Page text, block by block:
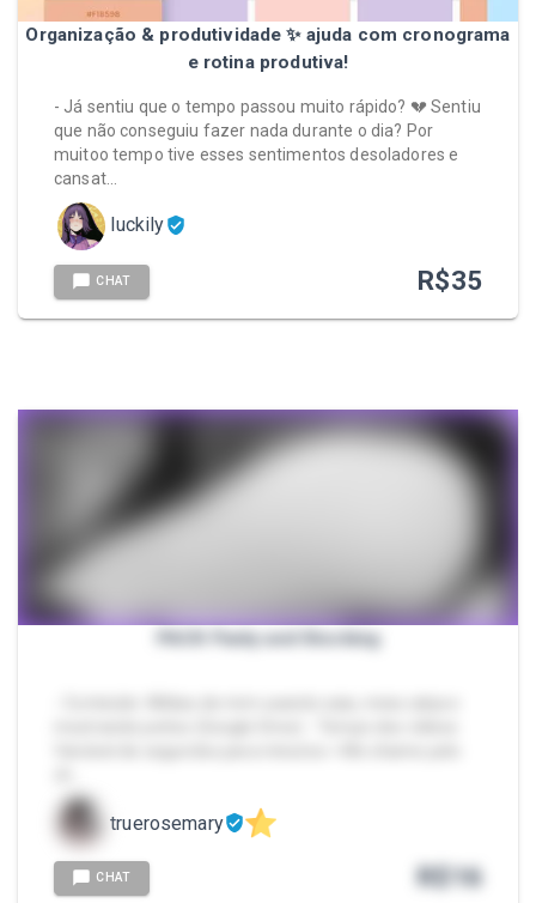
Organização & produtividade ✨ ajuda com cronograma
e rotina produtiva!
- Já sentiu que o tempo passou muito rápido? 💔 Sentiu
que não conseguiu fazer nada durante o dia? Por
muitoo tempo tive esses sentimentos desoladores e
cansat…
luckily
CHAT R$35
PACK Panty and Stocking
truerosemary
CHAT R$16